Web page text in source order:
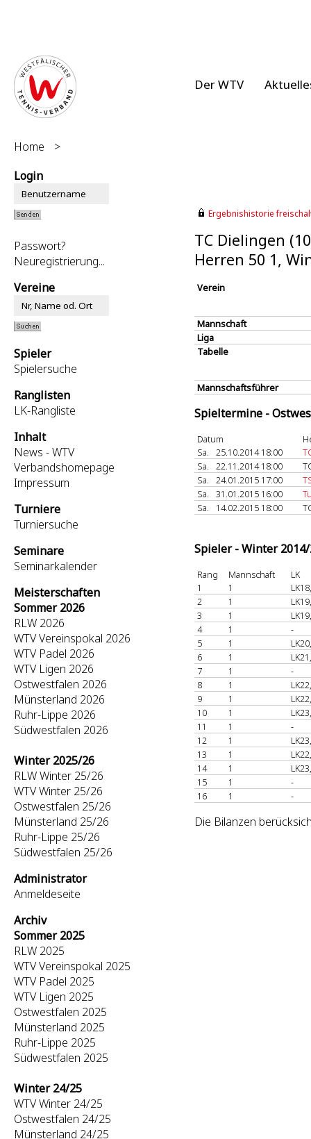
Der WTV
Home
>
Login
Passwort?
Neuregistrierung...
Vereine
Spieler
Spielersuche
Ranglisten
LK-Rangliste
Inhalt
News - WTV
Verbandshomepage
Impressum
Turniere
Turniersuche
Seminare
Seminarkalender
Meisterschaften
Sommer 2026
RLW 2026
WTV Vereinspokal 2026
WTV Padel 2026
WTV Ligen 2026
Ostwestfalen 2026
Münsterland 2026
Ruhr-Lippe 2026
Südwestfalen 2026
Winter 2025/26
RLW Winter 25/26
WTV Winter 25/26
Ostwestfalen 25/26
Münsterland 25/26
Ruhr-Lippe 25/26
Südwestfalen 25/26
Administrator
Anmeldeseite
Archiv
Sommer 2025
RLW 2025
WTV Vereinspokal 2025
WTV Padel 2025
WTV Ligen 2025
Ostwestfalen 2025
Münsterland 2025
Ruhr-Lippe 2025
Südwestfalen 2025
Winter 24/25
WTV Winter 24/25
Ostwestfalen 24/25
Münsterland 24/25
Ergebnishistorie
TC Dielingen
Herren 50 1,
Verein
Mannschaft
Liga
Tabelle
Mannschaftsführer
Spieltermine -
Datum
Sa.
25.10.2014 18:00
Sa.
22.11.2014 18:00
Sa.
24.01.2015 17:00
Sa.
31.01.2015 16:00
Sa.
14.02.2015 18:00
Spieler - Winter
Rang Mannschaft
LK
1
1
2
1
3
1
4
1
-
5
1
6
1
7
1
-
8
1
9
1
10
1
11
1
-
12
1
13
1
14
1
15
1
-
16
1 -
Die Bilanzen